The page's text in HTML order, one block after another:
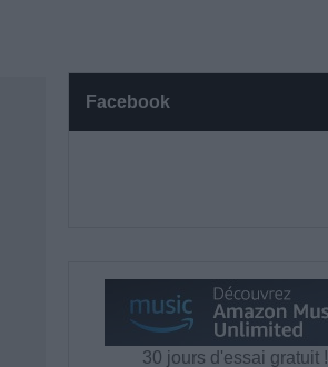
Facebook
30 jours d'essai gratuit !